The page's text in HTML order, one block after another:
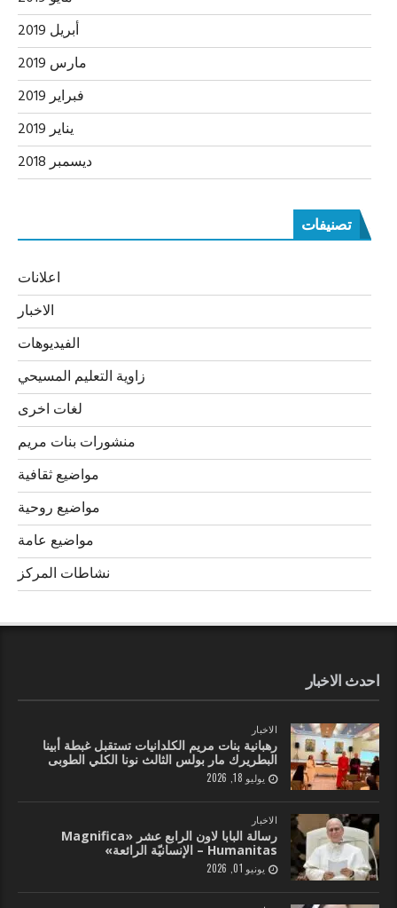
أبريل 2019
مارس 2019
فبراير 2019
يناير 2019
ديسمبر 2018
تصنيفات
اعلانات
الاخبار
الفيديوهات
زاوية التعليم المسيحي
لغات اخرى
منشورات بنات مريم
مواضيع ثقافية
مواضيع روحية
مواضيع عامة
نشاطات المركز
احدث الاخبار
الاخبار
رهبانية بنات مريم الكلدانيات تستقبل غبطة أبينا
البطريرك مار بولس الثالث نونا الكلي الطوبى
يوليو 18, 2026
الاخبار
رسالة البابا لاون الرابع عشر «Magnifica
Humanitas – الإنسانيّة الرائعة»
يونيو 01, 2026